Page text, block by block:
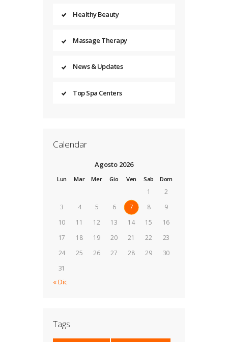
Healthy Beauty
Massage Therapy
News & Updates
Top Spa Centers
Calendar
Agosto 2026
Lun Mar Mer Gio Ven Sab Dom
1
2
3
4 5 6 7 8
9
10
11 12 13 14 15
16
17
18 19 20 21 22
23
24
25 26 27 28 29
30
31
« Dic
Tags